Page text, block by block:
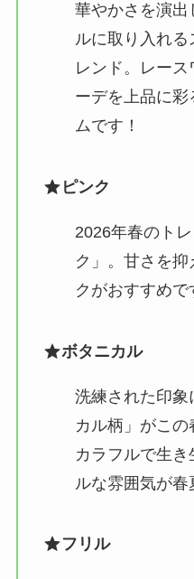
華やかさを演出
ルに取り入れる
レンド。レース
ーデを上品に
ムです！
ピンク
2026年春のト
ク」。甘さを
クがおすすめで
ボタニカル
洗練された印象
カル柄」がこの
カラフルで生
ルな雰囲気が春
フリル